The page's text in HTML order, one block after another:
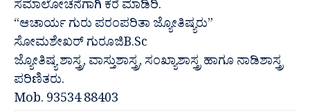
ಸಮಾಲೋಚನೆಗಾಗಿ ಕರೆ ಮಾಡಿರಿ.
“ಆಚಾರ್ಯ ಗುರು ಪರಂಪರಿತಾ ಜ್ಯೋತಿಷ್ಯರು”
ಸೋಮಶೇಖರ್ ಗುರೂಜಿB.Sc
ಜ್ಯೋತಿಷ್ಯ ಶಾಸ್ತ್ರ, ವಾಸ್ತುಶಾಸ್ತ್ರ, ಸಂಖ್ಯಾಶಾಸ್ತ್ರ ಹಾಗೂ ನಾಡಿಶಾಸ್ತ್ರ
ಪರಿಣಿತರು.
Mob. 93534 88403